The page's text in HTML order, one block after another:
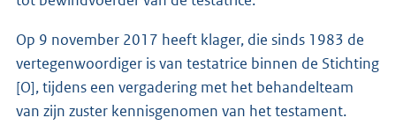
Op 9 november 2017 heeft klager, die sinds 1983 de
vertegenwoordiger is van testatrice binnen de Stichting
[O], tijdens een vergadering met het behandelteam
van zijn zuster kennisgenomen van het testament.